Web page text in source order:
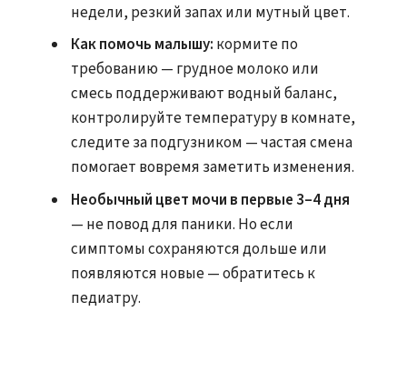
недели, резкий запах или мутный цвет.
Как помочь малышу: кормите по
требованию — грудное молоко или
смесь поддерживают водный баланс,
контролируйте температуру в комнате,
следите за подгузником — частая смена
помогает вовремя заметить изменения.
Необычный цвет мочи в первые 3–4 дня
— не повод для паники. Но если
симптомы сохраняются дольше или
появляются новые — обратитесь к
педиатру.